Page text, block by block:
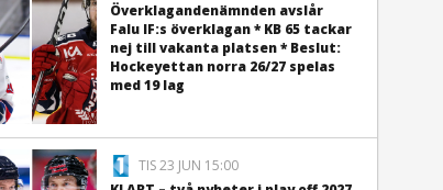
Överklagandenämnden avslår
Falu IF:s överklagan * KB 65 tackar
nej till vakanta platsen * Beslut:
Hockeyettan norra 26/27 spelas
med 19 lag
TIS 23 JUN 15:00